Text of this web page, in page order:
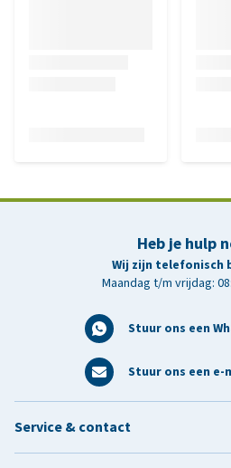
Heb je hulp
Wij zijn telefonisch
Maandag t/m vrijdag:
Stuur ons een
Stuur ons een e-
Service & contact